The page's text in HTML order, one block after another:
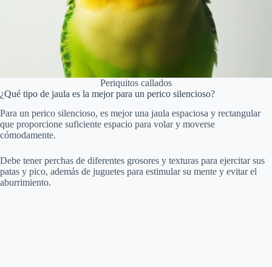
Periquitos callados
¿Qué tipo de jaula es la mejor para un perico silencioso?
Para un perico silencioso, es mejor una jaula espaciosa y rectangular
que proporcione suficiente espacio para volar y moverse
cómodamente.
Debe tener perchas de diferentes grosores y texturas para ejercitar sus
patas y pico, además de juguetes para estimular su mente y evitar el
aburrimiento.